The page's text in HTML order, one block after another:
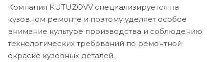
Компания KUTUZOVV специализируется на
кузовном ремонте и поэтому уделяет особое
внимание культуре производства и соблюдению
технологических требований по ремонтной
окраске кузовных деталей.